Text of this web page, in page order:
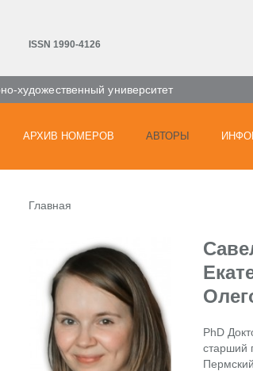
ISSN 1990-4126
художественный университет
АРХИВ НОМЕРОВ АВТОРЫ
Главная
PhD
старший